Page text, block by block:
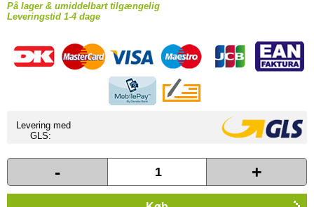
På lager & umiddelbart tilgængelig
Leveringstid 1-4 dage
Levering med
GLS:
- +